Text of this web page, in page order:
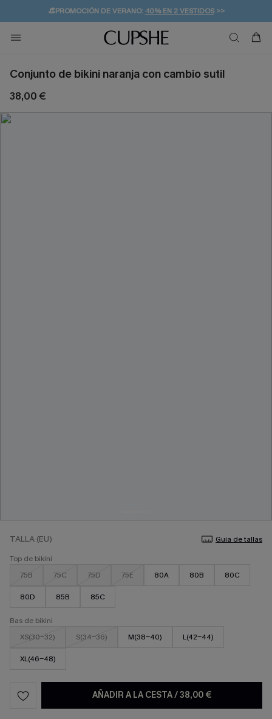
👒PROMOCIÓN DE VERANO:-10% EN 2 VESTIDOS>>
💌¡SUSCRIBIRSE & GANAR -10% EXTRA!
🚚ENVÍO GRATUITO A PARTIR DE 49 € >>
Conjunto de bikini naranja con cambio sutil
38,00 €
TALLA (EU)
Guía de tallas
Top de bikini
75B
75C 75D 75E 80A 80B 80C
80D 85B 85C
Bas de bikini
XS(30-32)
S(34-36) M(38-40) L(42-44)
XL(46-48)
AÑADIR A LA CESTA/38,00 €